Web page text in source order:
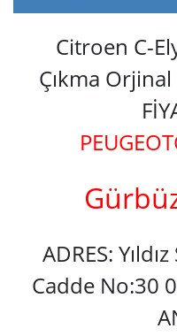
Citroen C-
Çıkma Orjinal
ADRES:
Cadde No:30